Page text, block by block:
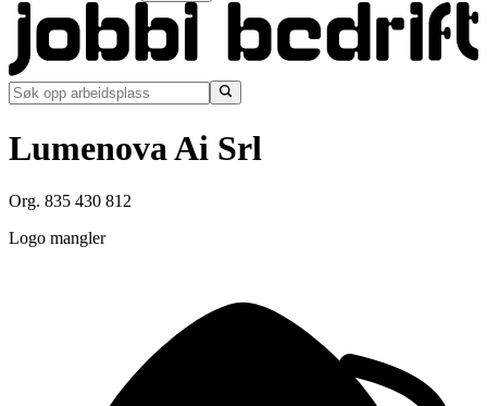
Lumenova Ai Srl
Org. 835 430 812
Logo mangler